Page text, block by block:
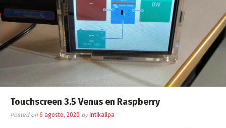
Touchscreen 3.5 Venus en Raspberry
Posted on 6 agosto, 2020 Byintikallpa